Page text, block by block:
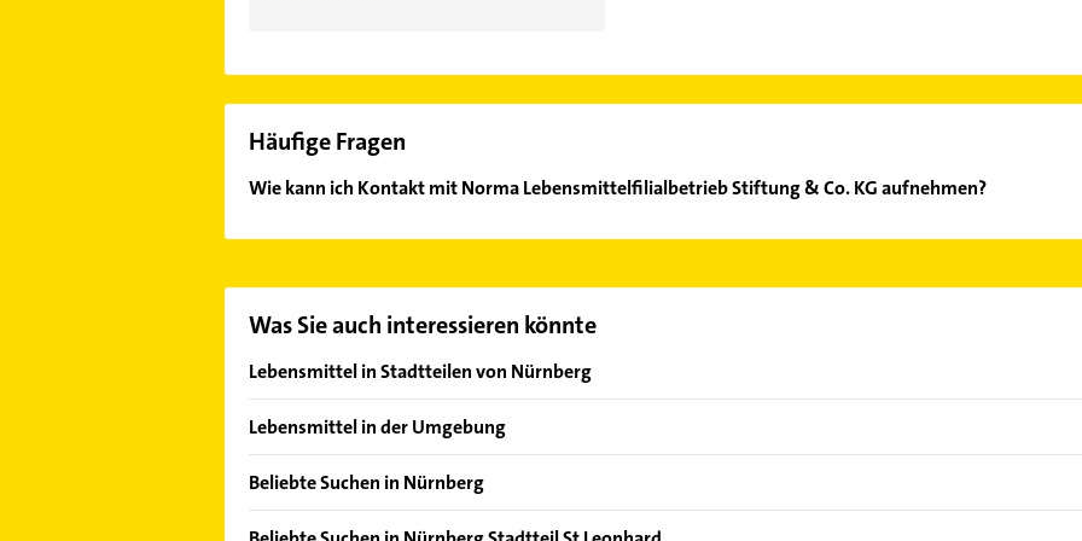
Häufige Fragen
Wie kann ich Kontakt mit Norma Lebensmittelfilialbetrieb Stiftung & Co. KG aufnehmen?
Was Sie auch interessieren könnte
Lebensmittel in Stadtteilen von Nürnberg
Altenfurt
Doos
Lebensmittel in der Umgebung
Stein Mittelfranken
Beliebte Suchen in Nürnberg
Phoniatrie